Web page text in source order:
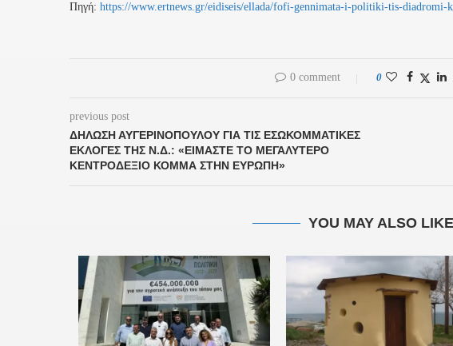
Πηγή: https://www.ertnews.gr/eidiseis/ellada/fofi-gennimata-i-politiki-tis-
0 comment 0
previous post
ΔΗΛΩΣΗ ΑΥΓΕΡΙΝΟΠΟΎΛΟΥ ΓΙΑ ΤΙΣ ΕΣΩΚΟΜΜΑΤΙΚΈΣ
ΕΚΛΟΓΈΣ ΤΗΣ Ν.Δ.: «ΕΊΜΑΣΤΕ ΤΟ ΜΕΓΑΛΎΤΕΡΟ
ΚΕΝΤΡΟΔΕΞΙΌ ΚΌΜΜΑ ΣΤΗΝ ΕΥΡΏΠΗ»
YOU MAY ALSO LIKE